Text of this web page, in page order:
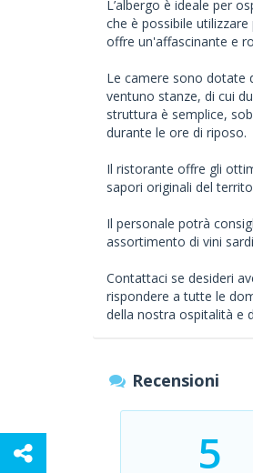
L’albergo è ideale per
che è possibile utilizzare
offre un'affascinante e
Le camere sono dotate
ventuno stanze, di cui
struttura è semplice,
durante le ore di riposo.
Il ristorante offre gli
sapori originali del
Il personale potrà
assortimento di vini
Contattaci se desideri
rispondere a tutte le
della nostra ospitalità e
Recensioni
5